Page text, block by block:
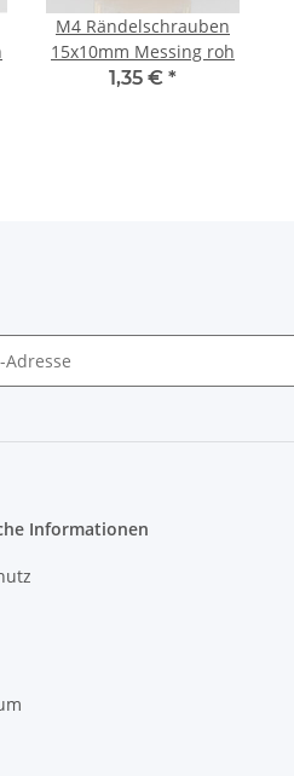
M4 Rändelschrauben
15x10mm Messing roh
1,35 € *
Informationen